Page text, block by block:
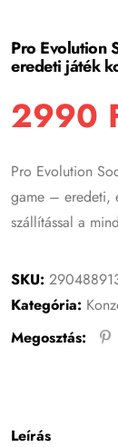
Pro Evolution
eredeti játék
2990
Pro Evolution
game – eredeti,
szállítással a
SKU:
Kategória:
Megosztás:
Leírás